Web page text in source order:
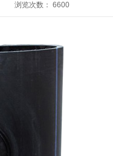
浏览次数： 6600